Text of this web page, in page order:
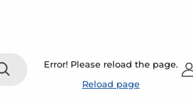
Error! Please reload the page.
Reload page